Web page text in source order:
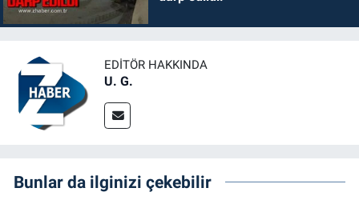
EDITÖR HAKKINDA
U. G.
Bunlar da ilginizi çekebilir